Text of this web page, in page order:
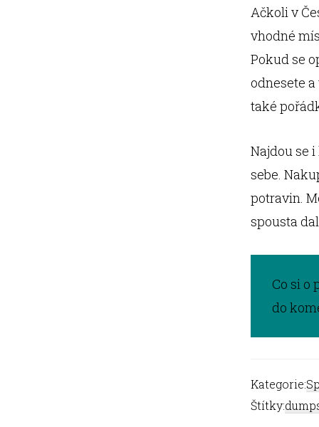
Ačkoli v
vhodné
Pokud se
odnesete
také
Najdou se
sebe.
potravin.
spousta
Co si o
do
Kategorie:
Štítky: